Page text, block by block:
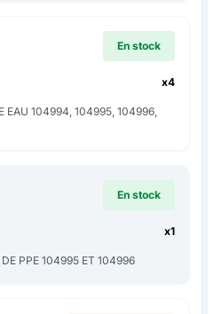
En stock
x4
EAU 104994, 104995, 104996,
En stock
x1
PPE 104995 ET 104996